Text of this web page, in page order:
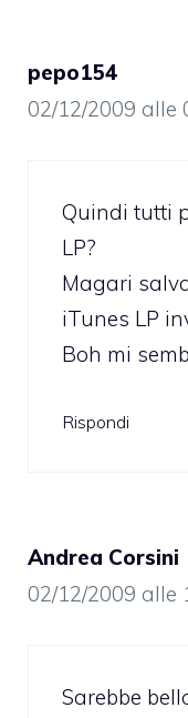
pepo154
02/12/2009 alle
Quindi tutti
LP?
Magari
iTunes LP
Boh mi
Rispondi
Andrea Corsini
02/12/2009 alle
Sarebbe